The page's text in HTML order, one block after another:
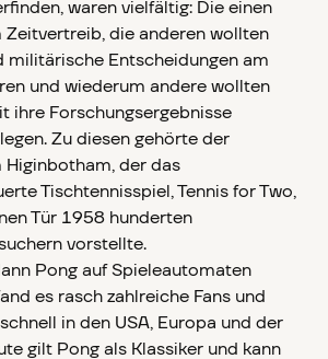
waren vielfältig: Die einen
Zeitvertreib, die anderen wollten
militärische Entscheidungen am
und wiederum andere wollten
ihre Forschungsergebnisse
Zu diesen gehörte der
Higinbotham, der das
Tischtennisspiel, Tennis for Two,
Tür 1958 hunderten
vorstellte.
Pong auf Spieleautomaten
es rasch zahlreiche Fans und
in den USA, Europa und der
gilt Pong als Klassiker und kann